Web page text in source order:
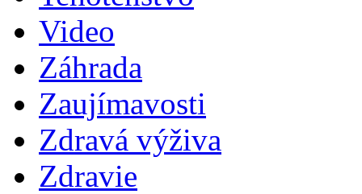
Video
Záhrada
Zaujímavosti
Zdravá výživa
Zdravie